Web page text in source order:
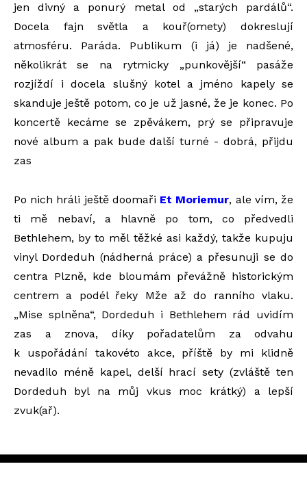
jen divný a ponurý metal od „starých pardálů“.
Docela fajn světla a kouř(omety) dokreslují
atmosféru. Paráda. Publikum (i já) je nadšené,
několikrát se na rytmicky „punkovější“ pasáže
rozjíždí i docela slušný kotel a jméno kapely se
skanduje ještě potom, co je už jasné, že je konec. Po
koncertě kecáme se zpěvákem, prý se připravuje
nové album a pak bude další turné - dobrá, přijdu
zas
Po nich hráli ještě doomaři Et Moriemur, ale vím, že
ti mě nebaví, a hlavně po tom, co předvedli
Bethlehem, by to měl těžké asi každý, takže kupuju
vinyl Dordeduh (nádherná práce) a přesunuji se do
centra Plzně, kde bloumám převážně historickým
centrem a podél řeky Mže až do ranního vlaku.
„Mise splněna“, Dordeduh i Bethlehem rád uvidím
zas a znova, díky pořadatelům za odvahu
k uspořádání takovéto akce, příště by mi klidně
nevadilo méně kapel, delší hrací sety (zvláště ten
Dordeduh byl na můj vkus moc krátký) a lepší
zvuk(ař).